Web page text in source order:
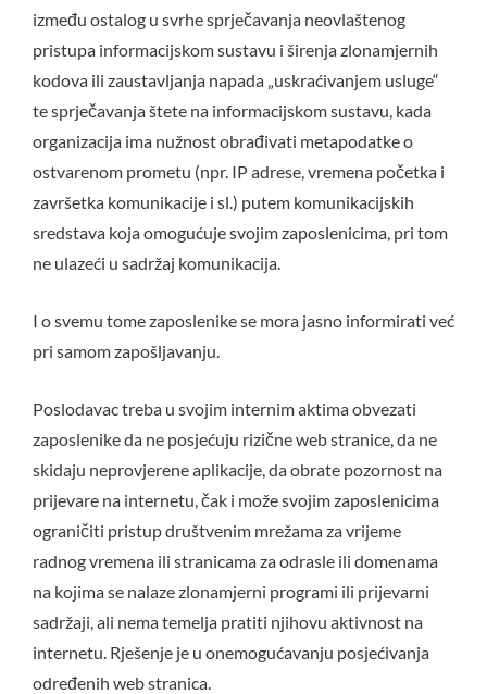
između ostalog u svrhe sprječavanja neovlaštenog
pristupa informacijskom sustavu i širenja zlonamjernih
kodova ili zaustavljanja napada „uskraćivanjem usluge“
te sprječavanja štete na informacijskom sustavu, kada
organizacija ima nužnost obrađivati metapodatke o
ostvarenom prometu (npr. IP adrese, vremena početka i
završetka komunikacije i sl.) putem komunikacijskih
sredstava koja omogućuje svojim zaposlenicima, pri tom
ne ulazeći u sadržaj komunikacija.
I o svemu tome zaposlenike se mora jasno informirati već
pri samom zapošljavanju.
Poslodavac treba u svojim internim aktima obvezati
zaposlenike da ne posjećuju rizične web stranice, da ne
skidaju neprovjerene aplikacije, da obrate pozornost na
prijevare na internetu, čak i može svojim zaposlenicima
ograničiti pristup društvenim mrežama za vrijeme
radnog vremena ili stranicama za odrasle ili domenama
na kojima se nalaze zlonamjerni programi ili prijevarni
sadržaji, ali nema temelja pratiti njihovu aktivnost na
internetu. Rješenje je u onemogućavanju posjećivanja
određenih web stranica.